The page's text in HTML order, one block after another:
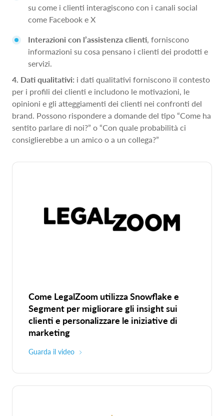
su come i clienti interagiscono con i canali social
come Facebook e X
Interazioni con l’assistenza clienti, forniscono
informazioni su cosa pensano i clienti dei prodotti e
servizi.
4. Dati qualitativi: i dati qualitativi forniscono il contesto
per i profili dei clienti e includono le motivazioni, le
opinioni e gli atteggiamenti dei clienti nei confronti del
brand. Possono rispondere a domande del tipo “Come ha
sentito parlare di noi?” o “Con quale probabilità ci
consiglierebbe a un amico o a un collega?”
Come LegalZoom utilizza Snowflake e
Segment per migliorare gli insight sui
clienti e personalizzare le iniziative di
marketing
Guarda il video